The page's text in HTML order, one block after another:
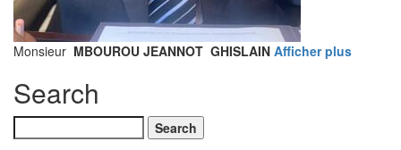
Monsieur MBOUROU JEANNOT GHISLAIN Afficher plus
Search